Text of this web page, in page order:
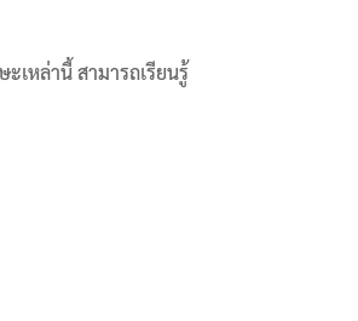
เหล่านี้ สามารถเรียนรู้